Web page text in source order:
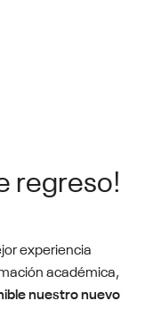
regreso!
experiencia
académica,
nuestro nuevo